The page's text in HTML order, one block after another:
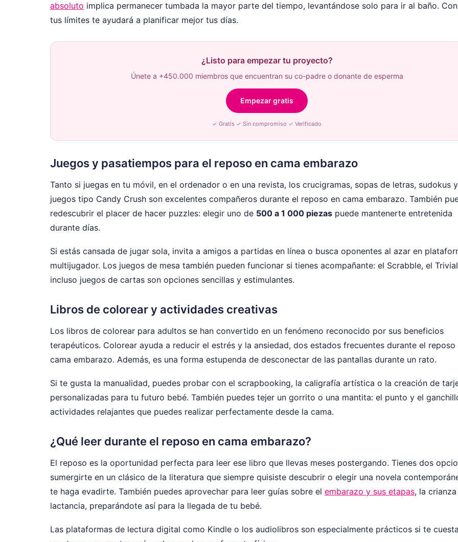
absoluto implica permanecer tumbada la mayor parte del tiempo, levantándose solo para ir al baño.
tus límites te ayudará a planificar mejor tus días.
¿Listo para empezar tu proyecto?
Únete a +450.000 miembros que encuentran su co-padre o donante de esperma
Empezar gratis
✓ Gratis ✓ Sin compromiso ✓ Verificado
Juegos y pasatiempos para el reposo en cama embarazo
Tanto si juegas en tu móvil, en el ordenador o en una revista, los crucigramas, sopas de letras, sudokus y
juegos tipo Candy Crush son excelentes compañeros durante el reposo en cama embarazo. También
redescubrir el placer de hacer puzzles: elegir uno de 500 a 1 000 piezas puede mantenerte entretenida
durante días.
Si estás cansada de jugar sola, invita a amigos a partidas en línea o busca oponentes al azar en
multijugador. Los juegos de mesa también pueden funcionar si tienes acompañante: el Scrabble, el
incluso juegos de cartas son opciones sencillas y estimulantes.
Libros de colorear y actividades creativas
Los libros de colorear para adultos se han convertido en un fenómeno reconocido por sus beneficios
terapéuticos. Colorear ayuda a reducir el estrés y la ansiedad, dos estados frecuentes durante el reposo
cama embarazo. Además, es una forma estupenda de desconectar de las pantallas durante un rato.
Si te gusta la manualidad, puedes probar con el scrapbooking, la caligrafía artística o la creación de
personalizadas para tu futuro bebé. También puedes tejer un gorrito o una mantita: el punto y el
actividades relajantes que puedes realizar perfectamente desde la cama.
¿Qué leer durante el reposo en cama embarazo?
El reposo es la oportunidad perfecta para leer ese libro que llevas meses postergando. Tienes dos
sumergirte en un clásico de la literatura que siempre quisiste descubrir o elegir una novela
te haga evadirte. También puedes aprovechar para leer guías sobre el embarazo y sus etapas, la
lactancia, preparándote así para la llegada de tu bebé.
Las plataformas de lectura digital como Kindle o los audiolibros son especialmente prácticos si te cuesta